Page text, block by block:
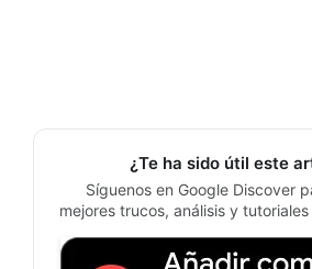
¿Te ha sido útil este
Síguenos en Google Discover
mejores trucos, análisis y